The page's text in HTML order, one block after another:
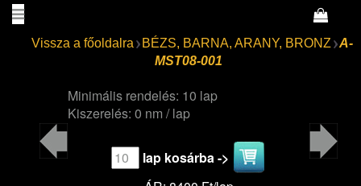
Vissza a főoldalra BÉZS, BARNA, ARANY, BRONZ
A-
MST08-001
Minimális rendelés: 10 lap
Kiszerelés: 0 nm / lap
lap kosárba ->